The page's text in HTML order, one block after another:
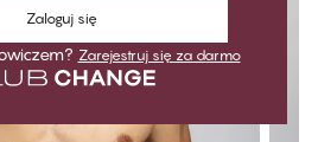
Zaloguj się
Zarejestruj się za darmo